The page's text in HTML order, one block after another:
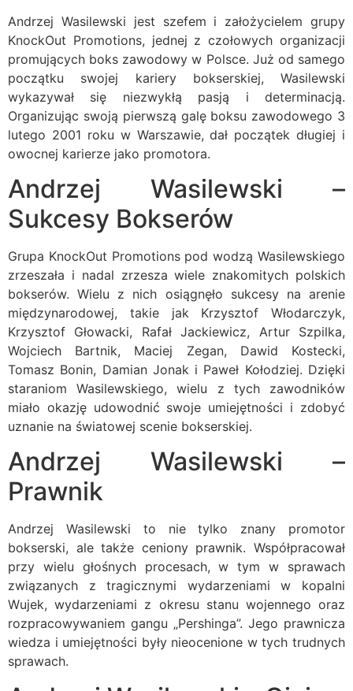
Andrzej Wasilewski jest szefem i założycielem grupy
KnockOut Promotions, jednej z czołowych organizacji
promujących boks zawodowy w Polsce. Już od samego
początku swojej kariery bokserskiej, Wasilewski
wykazywał się niezwykłą pasją i determinacją.
Organizując swoją pierwszą galę boksu zawodowego 3
lutego 2001 roku w Warszawie, dał początek długiej i
owocnej karierze jako promotora.
Andrzej Wasilewski –
Sukcesy Bokserów
Grupa KnockOut Promotions pod wodzą Wasilewskiego
zrzeszała i nadal zrzesza wiele znakomitych polskich
bokserów. Wielu z nich osiągnęło sukcesy na arenie
międzynarodowej, takie jak Krzysztof Włodarczyk,
Krzysztof Głowacki, Rafał Jackiewicz, Artur Szpilka,
Wojciech Bartnik, Maciej Zegan, Dawid Kostecki,
Tomasz Bonin, Damian Jonak i Paweł Kołodziej. Dzięki
staraniom Wasilewskiego, wielu z tych zawodników
miało okazję udowodnić swoje umiejętności i zdobyć
uznanie na światowej scenie bokserskiej.
Andrzej Wasilewski –
Prawnik
Andrzej Wasilewski to nie tylko znany promotor
bokserski, ale także ceniony prawnik. Współpracował
przy wielu głośnych procesach, w tym w sprawach
związanych z tragicznymi wydarzeniami w kopalni
Wujek, wydarzeniami z okresu stanu wojennego oraz
rozpracowywaniem gangu „Pershinga”. Jego prawnicza
wiedza i umiejętności były nieocenione w tych trudnych
sprawach.